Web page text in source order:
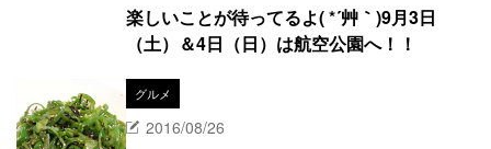
楽しいことが待ってるよ( *´艸｀)9月3日
（土）＆4日（日）は航空公園へ！！
グルメ
2016/08/26